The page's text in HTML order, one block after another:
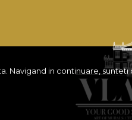
Navigand in continuare, sunteti